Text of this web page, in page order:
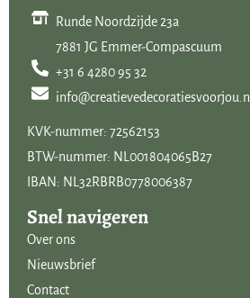
Runde Noordzijde 23a
7881 JG Emmer-Compascuum
+31 6 4280 95 32
info@creatievedecoratiesvoorjou.nl
KVK-nummer: 72562153
BTW-nummer: NL001804065B27
IBAN: NL32RBRB0778006387
Snel navigeren
Over ons
Nieuwsbrief
Contact